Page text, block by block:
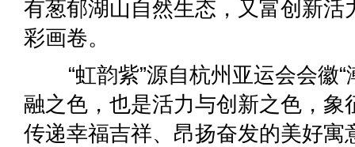
有葱郁湖山自然生态，又富创新
彩画卷。
“虹韵紫”源自杭州亚运会会徽“
融之色，也是活力与创新之色，象
传递幸福吉祥、昂扬奋发的美好